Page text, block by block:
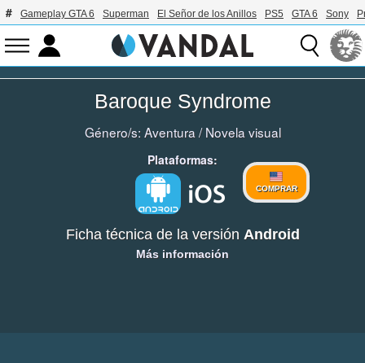
Gameplay GTA 6 Superman El Señor de los Anillos PS5 GTA 6 Sony
Baroque Syndrome
Género/s: Aventura /Novela visual
Plataformas:
COMPRAR
Ficha técnica de la versión Android
Más información